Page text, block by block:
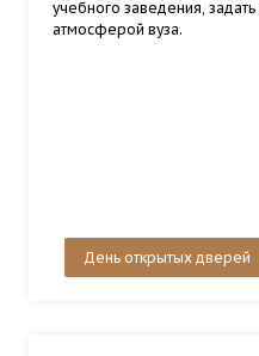
учебного заведения,
атмосферой вуза.
День открытых дверей